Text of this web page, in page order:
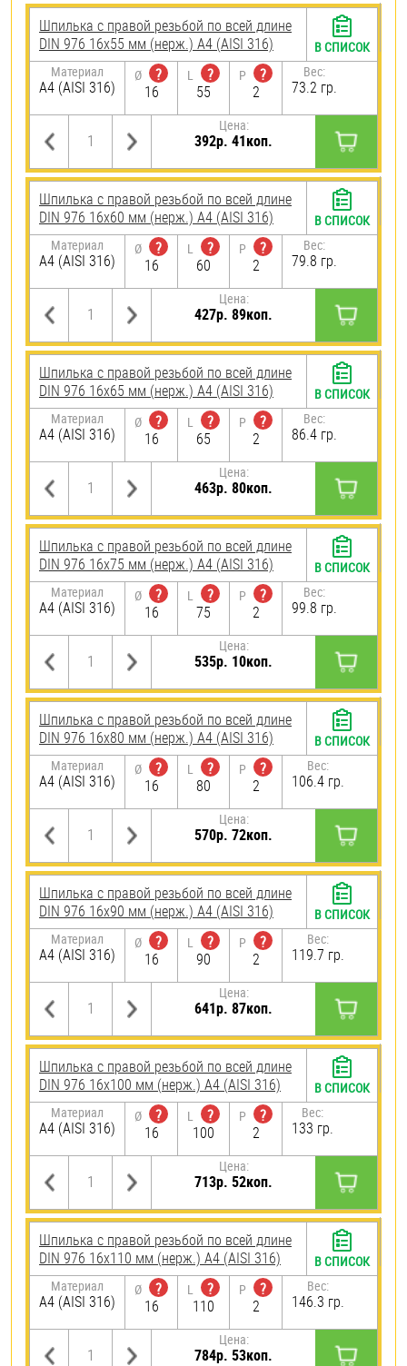
Шпилька с правой резьбой по всей длине
DIN 976 16х55 мм (нерж.) A4 (AISI 316)
Материал
A4 (AISI 316)
Ø
?
16
L
?
55
P
?
2
Вес:
73.2 гр.
Цена:
392р. 41коп.
В СПИСОК
Шпилька с правой резьбой по всей длине
DIN 976 16х60 мм (нерж.) A4 (AISI 316)
Материал
A4 (AISI 316)
Ø
?
16
L
?
60
P
?
2
Вес:
79.8 гр.
Цена:
427р. 89коп.
В СПИСОК
Шпилька с правой резьбой по всей длине
DIN 976 16х65 мм (нерж.) A4 (AISI 316)
Материал
A4 (AISI 316)
Ø
?
16
L
?
65
P
?
2
Вес:
86.4 гр.
Цена:
463р. 80коп.
В СПИСОК
Шпилька с правой резьбой по всей длине
DIN 976 16х75 мм (нерж.) A4 (AISI 316)
Материал
A4 (AISI 316)
Ø
?
16
L
?
75
P
?
2
Вес:
99.8 гр.
Цена:
535р. 10коп.
В СПИСОК
Шпилька с правой резьбой по всей длине
DIN 976 16х80 мм (нерж.) A4 (AISI 316)
Материал
A4 (AISI 316)
Ø
?
16
L
?
80
P
?
2
Вес:
106.4 гр.
Цена:
570р. 72коп.
В СПИСОК
Шпилька с правой резьбой по всей длине
DIN 976 16х90 мм (нерж.) A4 (AISI 316)
Материал
A4 (AISI 316)
Ø
?
16
L
?
90
P
?
2
Вес:
119.7 гр.
Цена:
641р. 87коп.
В СПИСОК
Шпилька с правой резьбой по всей длине
DIN 976 16х100 мм (нерж.) A4 (AISI 316)
Материал
A4 (AISI 316)
Ø
?
16
L
?
100
P
?
2
Вес:
133 гр.
Цена:
713р. 52коп.
В СПИСОК
Шпилька с правой резьбой по всей длине
DIN 976 16х110 мм (нерж.) A4 (AISI 316)
Материал
A4 (AISI 316)
Ø
?
16
L
?
110
P
?
2
Вес:
146.3 гр.
Цена:
784р. 53коп.
В СПИСОК